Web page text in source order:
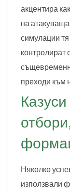
акцентира
на
симулации
контролират
преходи към
Няколко
използвали